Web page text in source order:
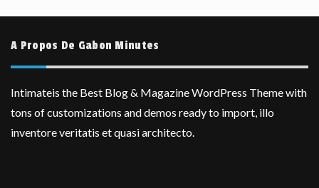
A Propos De Gabon Minutes
Intimateis the Best Blog & Magazine WordPress Theme with
tons of customizations and demos ready to import, illo
inventore veritatis et quasi architecto.